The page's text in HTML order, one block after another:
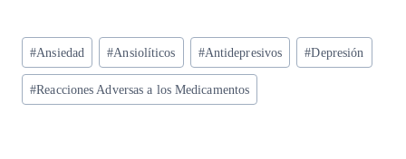
ts
A
p
eg
ra
m
eb
o
o
ke
dI
n
ai
l
re
Etiquetas
de
la
#Ansiedad #Ansiolíticos #Antidepresivos #Depresión
#Reacciones Adversas a los Medicamentos